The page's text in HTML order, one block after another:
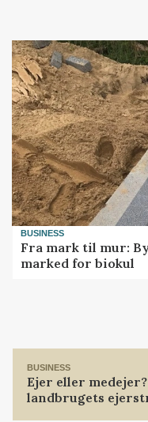
BUSINESS
Fra mark til mur:
marked for biokul
BUSINESS
Ejer eller
landbrugets